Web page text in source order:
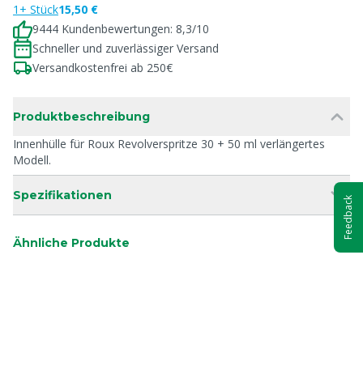
1+ Stück15,50 €
9444 Kundenbewertungen: 8,3/10
Schneller und zuverlässiger Versand
Versandkostenfrei ab 250€
Produktbeschreibung
Innenhülle für Roux Revolverspritze 30 + 50 ml verlängertes
Modell.
Spezifikationen
Ähnliche Produkte
Feedback